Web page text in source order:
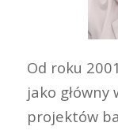
Od roku
jako główny
projektów